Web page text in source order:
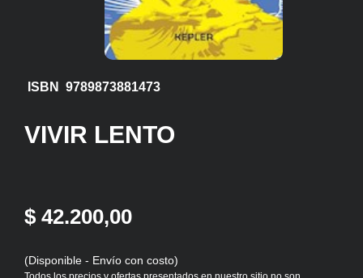
ISBN 9789873881473
VIVIR LENTO
$ 42.200,00
(Disponible - Envío con costo)